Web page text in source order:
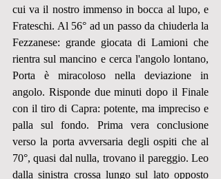
cui va il nostro immenso in bocca al lupo, e
Frateschi. Al 56° ad un passo da chiuderla la
Fezzanese: grande giocata di Lamioni che
rientra sul mancino e cerca l'angolo lontano,
Porta è miracoloso nella deviazione in
angolo. Risponde due minuti dopo il Finale
con il tiro di Capra: potente, ma impreciso e
palla sul fondo. Prima vera conclusione
verso la porta avversaria degli ospiti che al
70°, quasi dal nulla, trovano il pareggio. Leo
dalla sinistra crossa lungo sul lato opposto